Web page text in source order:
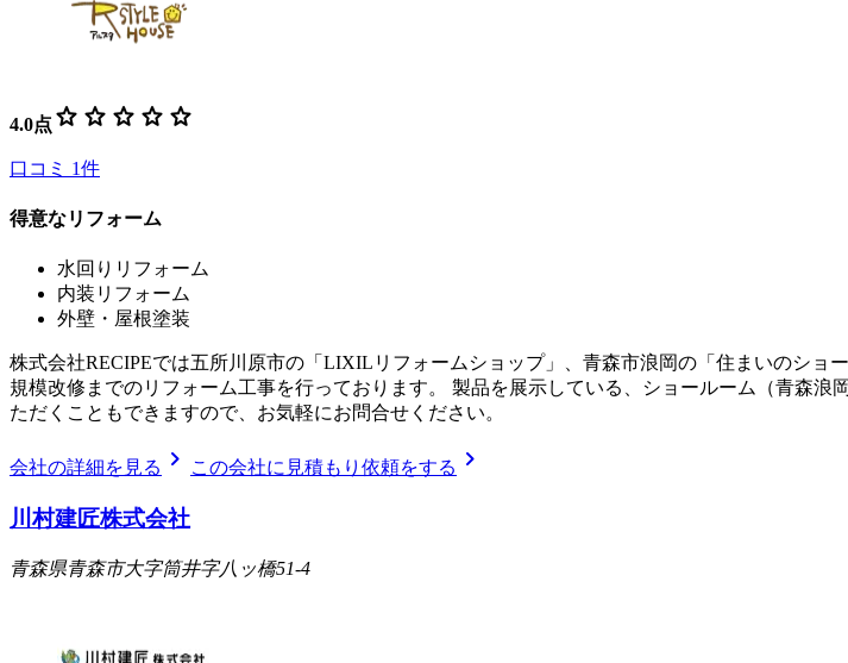
4.0点 star star star star star
口コミ 1件
得意なリフォーム
水回りリフォーム
内装リフォーム
外壁・屋根塗装
株式会社RECIPEでは五所川原市の「LIXILリフォームショップ」、青森市浪岡の「住まいのシ
規模改修までのリフォーム工事を行っております。 製品を展示している、ショールーム（青森
ただくこともできますので、お気軽にお問合せください。
会社の詳細を見る chevron_right この会社に見積もり依頼をする chevron_right
川村建匠株式会社
青森県青森市大字筒井字八ッ橋51-4